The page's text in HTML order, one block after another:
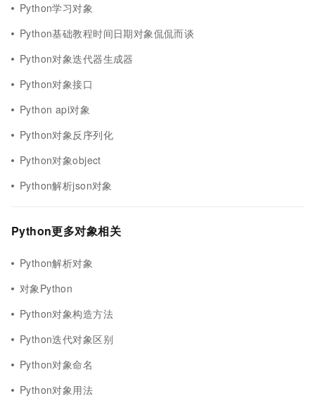
Python学习对象
Python基础教程时间日期对象侃侃而谈
Python对象迭代器生成器
Python对象接口
Python api对象
Python对象反序列化
Python对象object
Python解析json对象
Python更多对象相关
Python解析对象
对象Python
Python对象构造方法
Python迭代对象区别
Python对象命名
Python对象用法